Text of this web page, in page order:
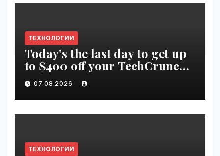
ТЕХНОЛОГИИ
Today’s the last day to get up
to $400 off your TechCrunch
Disrupt 2026 ticket |
VseTime.ru
07.08.2026
ТЕХНОЛОГИИ